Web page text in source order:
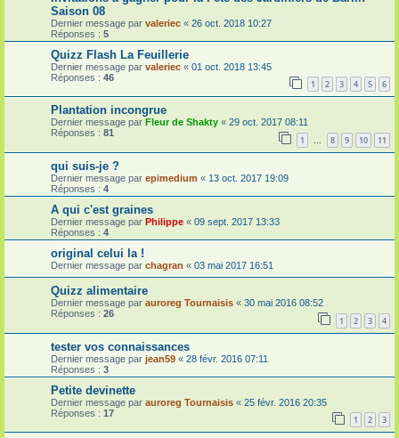
Saison 08
Dernier message par valeriec « 26 oct. 2018 10:27
Réponses : 5
Quizz Flash La Feuillerie
Dernier message par valeriec « 01 oct. 2018 13:45
Réponses : 46
1 2 3 4 5 6
Plantation incongrue
Dernier message par Fleur de Shakty « 29 oct. 2017 08:11
Réponses : 81
1 … 8 9 10 11
qui suis-je ?
Dernier message par epimedium « 13 oct. 2017 19:09
Réponses : 4
A qui c'est graines
Dernier message par Philippe « 09 sept. 2017 13:33
Réponses : 4
original celui la !
Dernier message par chagran « 03 mai 2017 16:51
Quizz alimentaire
Dernier message par auroreg Tournaisis « 30 mai 2016 08:52
Réponses : 26
1 2 3 4
tester vos connaissances
Dernier message par jean59 « 28 févr. 2016 07:11
Réponses : 3
Petite devinette
Dernier message par auroreg Tournaisis « 25 févr. 2016 20:35
Réponses : 17
1 2 3